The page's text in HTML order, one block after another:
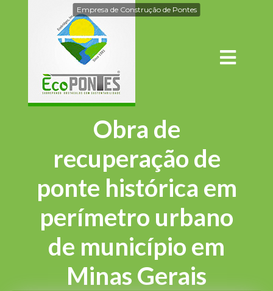
Empresa de Construção de Pontes
Obra de
recuperação de
ponte histórica em
perímetro urbano
de município em
Minas Gerais